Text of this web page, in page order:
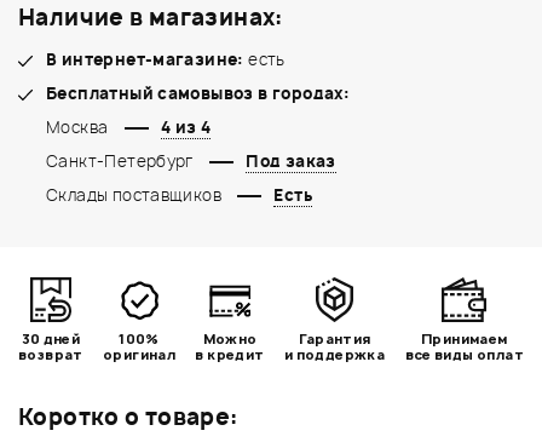
Коротко о товаре:
Наличие в магазинах:
В интернет-магазине: есть
Бесплатный самовывоз в городах:
Москва
4 из 4
Санкт-Петербург
Под заказ
Склады поставщиков
Есть
30 дней
возврат
100%
оригинал
Можно
в кредит
Гарантия
и поддержка
Принимаем
все виды оплат